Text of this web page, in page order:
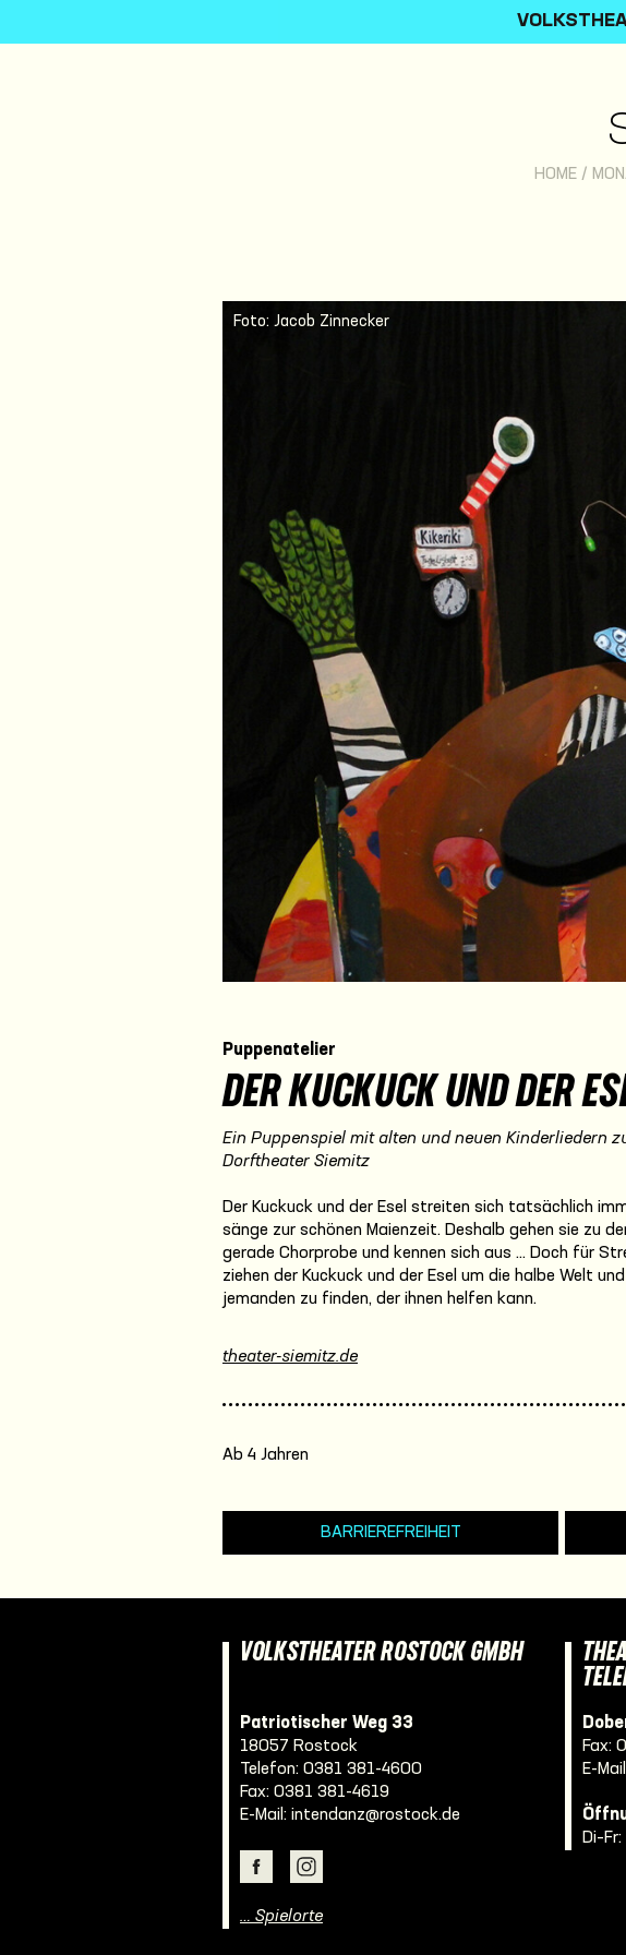
HOME/
Foto: Jacob Zinnecker
Puppenatelier
DER KUCKUCK UND DER
Ein Puppenspiel mit alten und neuen Kinderliedern
Dorftheater Siemitz
Der Kuckuck und der Esel streiten sich tatsächlich
sänge zur schönen Maienzeit. Deshalb gehen sie zu
gerade Chorprobe und kennen sich aus … Doch für
ziehen der Kuckuck und der Esel um die halbe Welt
jemanden zu finden, der ihnen helfen kann.
theater-siemitz.de
Ab 4 Jahren
BARRIEREFREIHEIT
VOLKSTHEATER ROSTOCK GMBH
Patriotischer Weg 33
18057 Rostock
Telefon: 0381 381-4600
Fax: 0381 381-4619
E-Mail: intendanz@rostock.de
… Spielorte
Fax:
E-